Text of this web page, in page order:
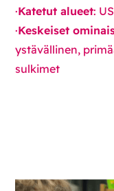
·Katetut alueet:
·Keskeiset
ystävällinen,
sulkimet